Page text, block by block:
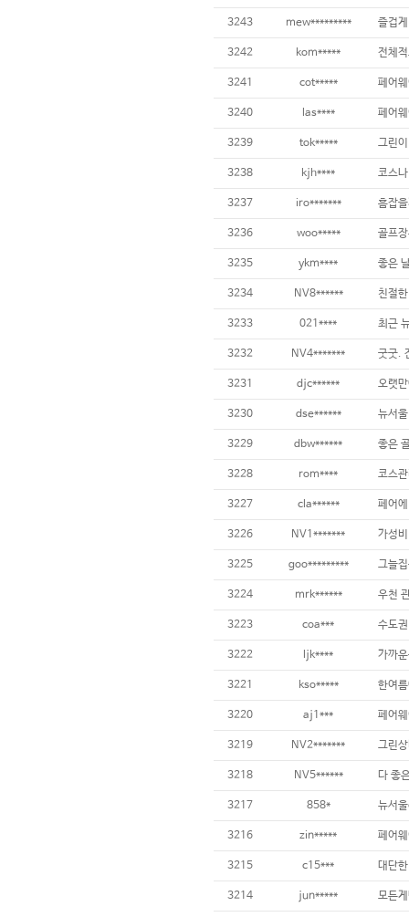
3243 mew********* 즐겁
3242 kom***** 전체
3241 cot*****
3240 las****
3239 tok*****
3238 kjh****
3237 iro*******
3236 woo*****
3235 ykm****
3234 NV8******
3233 021****
3232 NV4******* 굿굿.
3231 djc******
3230 dse****** 뉴서
3229 dbw******
3228 rom**** 코스
3227 cla****** 페어
3226 NV1******* 가성
3225 goo********* 그늘
3224 mrk******
3223 coa*** 수도
3222 ljk****
3221 kso*****
3220 aj1***
3219 NV2*******
3218 NV5******
3217 858*
3216 zin*****
3215 c15***
3214 jun*****